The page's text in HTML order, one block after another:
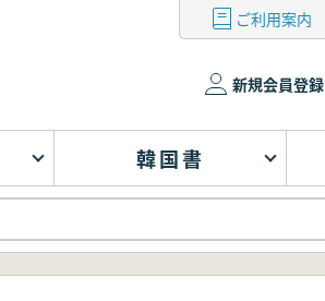
ご利用案内
新規会員登録
韓国書